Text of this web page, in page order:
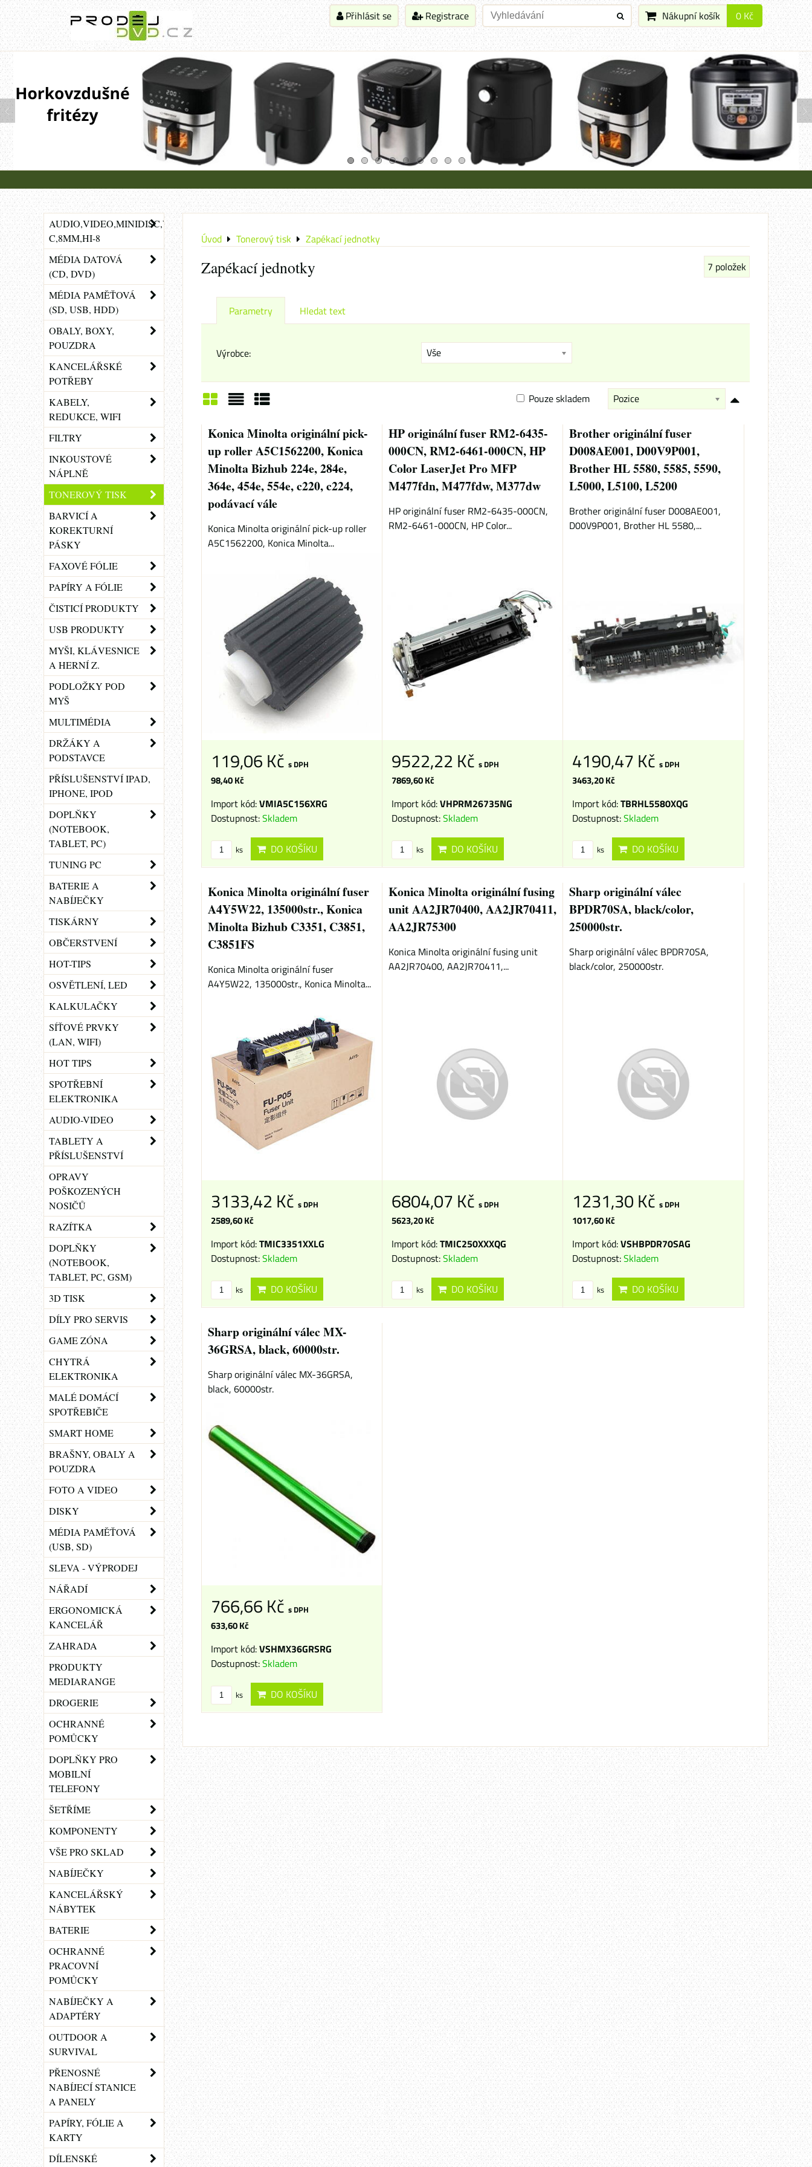
Přihlásit se Registrace Nákupní košík 0 Kč
Úvod Tonerový tisk Zapékací jednotky
Zapékací jednotky 7 položek
Parametry Hledat text
Výrobce: Vše
Mřížka
Pozice
Pouze skladem
Konica Minolta originální pick-
up roller A5C1562200, Konica
Minolta Bizhub 224e, 284e,
364e, 454e, 554e, c220, c224,
podávací vále
Konica Minolta originální pick-up roller
A5C1562200, Konica Minolta...
119,06 Kč s DPH
98,40 Kč
Import kód:VMIA5C156XRG
Dostupnost:Skladem
ks DO KOŠÍKU
HP originální fuser RM2-6435-
000CN, RM2-6461-000CN, HP
Color LaserJet Pro MFP
M477fdn, M477fdw, M377dw
HP originální fuser RM2-6435-000CN,
RM2-6461-000CN, HP Color...
9522,22 Kč s DPH
7869,60 Kč
Import kód:VHPRM26735NG
Dostupnost:Skladem
ks DO KOŠÍKU
Brother originální fuser
D008AE001, D00V9P001,
Brother HL 5580, 5585, 5590,
L5000, L5100, L5200
Brother originální fuser D008AE001,
D00V9P001, Brother HL 5580,...
4190,47 Kčs DPH
3463,20 Kč
Import kód:TBRHL5580XQG
Dostupnost:Skladem
ks DO KOŠÍKU
Konica Minolta originální fuser
A4Y5W22, 135000str., Konica
Minolta Bizhub C3351, C3851,
C3851FS
Konica Minolta originální fuser
A4Y5W22, 135000str., Konica Minolta...
3133,42 Kč s DPH
2589,60 Kč
Import kód:TMIC3351XXLG
Dostupnost:Skladem
ks DO KOŠÍKU
Konica Minolta originální fusing
unit AA2JR70400, AA2JR70411,
AA2JR75300
Konica Minolta originální fusing unit
AA2JR70400, AA2JR70411,...
6804,07 Kč s DPH
5623,20 Kč
Import kód:TMIC250XXXQG
Dostupnost:Skladem
ks DO KOŠÍKU
Sharp originální válec
BPDR70SA, black/color,
250000str.
Sharp originální válec BPDR70SA,
black/color, 250000str.
1231,30 Kčs DPH
1017,60 Kč
Import kód:VSHBPDR70SAG
Dostupnost:Skladem
ks DO KOŠÍKU
Sharp originální válec MX-
36GRSA, black, 60000str.
Sharp originální válec MX-36GRSA,
black, 60000str.
766,66 Kč s DPH
633,60 Kč
Import kód:VSHMX36GRSRG
Dostupnost:Skladem
ks DO KOŠÍKU
AUDIO,VIDEO,MINIDISC,VHS-
C,8MM,HI-8
MÉDIA DATOVÁ
(CD, DVD)
MÉDIA PAMĚŤOVÁ
(SD, USB, HDD)
OBALY, BOXY,
POUZDRA
KANCELÁŘSKÉ
POTŘEBY
KABELY,
REDUKCE, WIFI
FILTRY
INKOUSTOVÉ
NÁPLNĚ
TONEROVÝ TISK
BARVICÍ A
KOREKTURNÍ
PÁSKY
FAXOVÉ FÓLIE
PAPÍRY A FÓLIE
ČISTICÍ PRODUKTY
USB PRODUKTY
MYŠI, KLÁVESNICE
A HERNÍ Z.
PODLOŽKY POD
MYŠ
MULTIMÉDIA
DRŽÁKY A
PODSTAVCE
PŘÍSLUŠENSTVÍ IPAD,
IPHONE, IPOD
DOPLŇKY
(NOTEBOOK,
TABLET, PC)
TUNING PC
BATERIE A
NABÍJEČKY
TISKÁRNY
OBČERSTVENÍ
HOT-TIPS
OSVĚTLENÍ, LED
KALKULAČKY
SÍŤOVÉ PRVKY
(LAN, WIFI)
HOT TIPS
SPOTŘEBNÍ
ELEKTRONIKA
AUDIO-VIDEO
TABLETY A
PŘÍSLUŠENSTVÍ
OPRAVY
POŠKOZENÝCH
NOSIČŮ
RAZÍTKA
DOPLŇKY
(NOTEBOOK,
TABLET, PC, GSM)
3D TISK
DÍLY PRO SERVIS
GAME ZÓNA
CHYTRÁ
ELEKTRONIKA
MALÉ DOMÁCÍ
SPOTŘEBIČE
SMART HOME
BRAŠNY, OBALY A
POUZDRA
FOTO A VIDEO
DISKY
MÉDIA PAMĚŤOVÁ
(USB, SD)
SLEVA - VÝPRODEJ
NÁŘADÍ
ERGONOMICKÁ
KANCELÁŘ
ZAHRADA
PRODUKTY
MEDIARANGE
DROGERIE
OCHRANNÉ
POMŮCKY
DOPLŇKY PRO
MOBILNÍ
TELEFONY
ŠETŘÍME
KOMPONENTY
VŠE PRO SKLAD
NABÍJEČKY
KANCELÁŘSKÝ
NÁBYTEK
BATERIE
OCHRANNÉ
PRACOVNÍ
POMŮCKY
NABÍJEČKY A
ADAPTÉRY
OUTDOOR A
SURVIVAL
PŘENOSNÉ
NABÍJECÍ STANICE
A PANELY
PAPÍRY, FÓLIE A
KARTY
DÍLENSKÉ